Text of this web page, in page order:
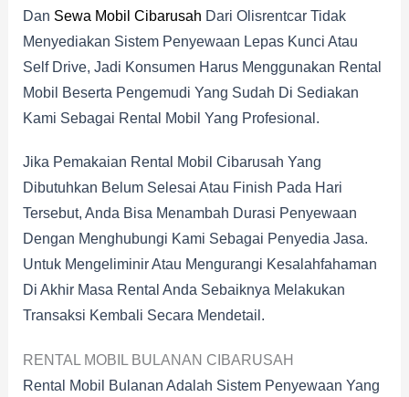
Dan Sewa Mobil Cibarusah Dari Olisrentcar Tidak
Menyediakan Sistem Penyewaan Lepas Kunci Atau
Self Drive, Jadi Konsumen Harus Menggunakan Rental
Mobil Beserta Pengemudi Yang Sudah Di Sediakan
Kami Sebagai Rental Mobil Yang Profesional.
Jika Pemakaian Rental Mobil Cibarusah Yang
Dibutuhkan Belum Selesai Atau Finish Pada Hari
Tersebut, Anda Bisa Menambah Durasi Penyewaan
Dengan Menghubungi Kami Sebagai Penyedia Jasa.
Untuk Mengeliminir Atau Mengurangi Kesalahfahaman
Di Akhir Masa Rental Anda Sebaiknya Melakukan
Transaksi Kembali Secara Mendetail.
RENTAL MOBIL BULANAN CIBARUSAH
Rental Mobil Bulanan Adalah Sistem Penyewaan Yang